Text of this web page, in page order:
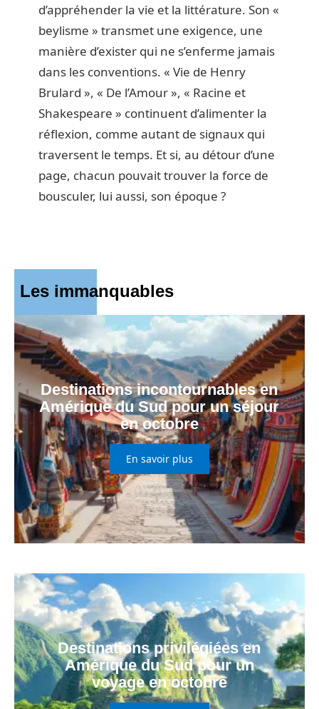
d’appréhender la vie et la littérature. Son «
beylisme » transmet une exigence, une
manière d’exister qui ne s’enferme jamais
dans les conventions. « Vie de Henry
Brulard », « De l’Amour », « Racine et
Shakespeare » continuent d’alimenter la
réflexion, comme autant de signaux qui
traversent le temps. Et si, au détour d’une
page, chacun pouvait trouver la force de
bousculer, lui aussi, son époque ?
Les immanquables
Destinations incontournables en
Amérique du Sud pour un séjour
en octobre
En savoir plus
Destinations privilégiées en
Amérique du Sud pour un
voyage en octobre